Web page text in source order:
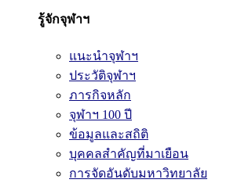
รู้จักจุฬาฯ
แนะนำจุฬาฯ
ประวัติจุฬาฯ
ภารกิจหลัก
จุฬาฯ 100 ปี
ข้อมูลและสถิติ
บุคคลสำคัญที่มาเยือน
การจัดอันดับมหาวิทยาลัย